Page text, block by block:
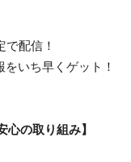
配信！
いち早くゲット！
心の取り組み】